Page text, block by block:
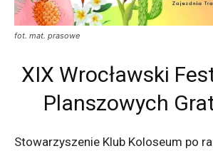
fot. mat. prasowe
XIX Wrocławski
Planszowych
Stowarzyszenie Klub Koloseum po